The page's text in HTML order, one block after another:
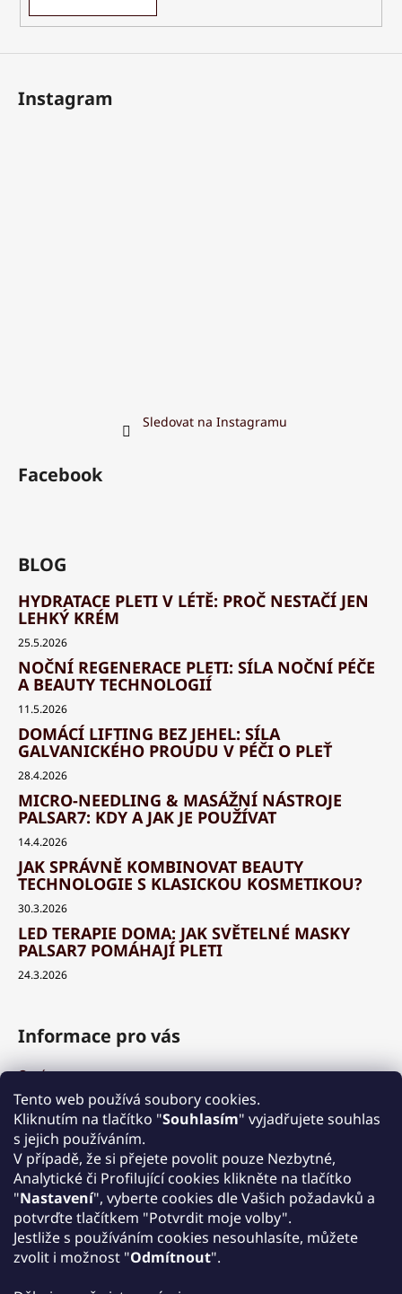
Tento web používá soubory cookies.
Kliknutím na tlačítko "Souhlasím" vyjadřujete souhlas
s jejich používáním.
V případě, že si přejete povolit pouze Nezbytné,
Analytické či Profilující cookies klikněte na tlačítko
"Nastavení", vyberte cookies dle Vašich požadavků a
potvrďte tlačítkem "Potvrdit moje volby".
Jestliže s používáním cookies nesouhlasíte, můžete
zvolit i možnost "Odmítnout".
Instagram
Sledovat na Instagramu
Facebook
BLOG
HYDRATACE PLETI V LÉTĚ: PROČ NESTAČÍ JEN
LEHKÝ KRÉM
25.5.2026
NOČNÍ REGENERACE PLETI: SÍLA NOČNÍ PÉČE
A BEAUTY TECHNOLOGIÍ
11.5.2026
DOMÁCÍ LIFTING BEZ JEHEL: SÍLA
GALVANICKÉHO PROUDU V PÉČI O PLEŤ
28.4.2026
MICRO-NEEDLING & MASÁŽNÍ NÁSTROJE
PALSAR7: KDY A JAK JE POUŽÍVAT
14.4.2026
JAK SPRÁVNĚ KOMBINOVAT BEAUTY
TECHNOLOGIE S KLASICKOU KOSMETIKOU?
30.3.2026
LED TERAPIE DOMA: JAK SVĚTELNÉ MASKY
PALSAR7 POMÁHAJÍ PLETI
24.3.2026
Informace pro vás
O nás
Výhody a garance
Množstevní slevy
Způsob nákupu a dopravy
Reklamace
Obchodní podmínky
Podmínky ochrany osobních údajů
Kontakt
Zpětný odběr elektrozařízení